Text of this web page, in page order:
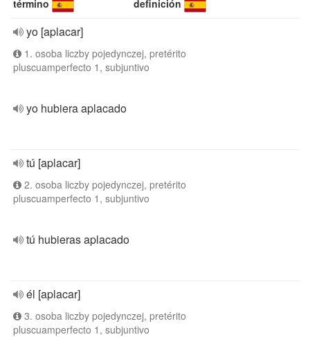
término definición
yo [aplacar]
1. osoba liczby pojedynczej, pretérito
pluscuamperfecto 1, subjuntivo
yo hubiera aplacado
tú [aplacar]
2. osoba liczby pojedynczej, pretérito
pluscuamperfecto 1, subjuntivo
tú hubieras aplacado
él [aplacar]
3. osoba liczby pojedynczej, pretérito
pluscuamperfecto 1, subjuntivo